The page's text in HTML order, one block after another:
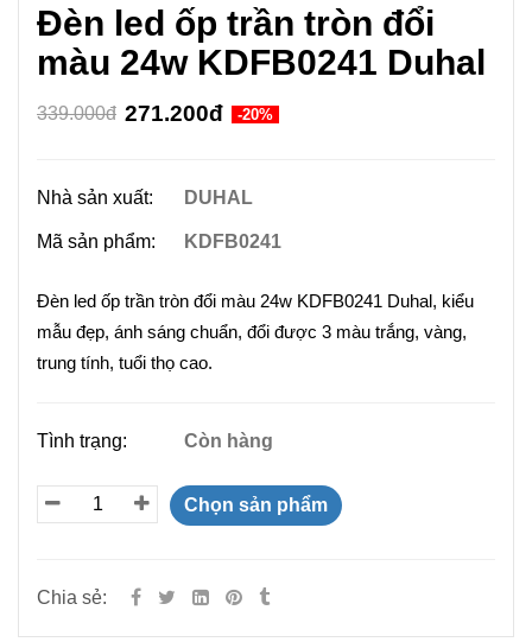
Đèn led ốp trần tròn đổi
màu 24w KDFB0241 Duhal
339.000đ 271.200đ -20%
Nhà sản xuất: DUHAL
Mã sản phẩm: KDFB0241
Đèn led ốp trần tròn đổi màu 24w KDFB0241 Duhal, kiểu
mẫu đẹp, ánh sáng chuẩn, đổi được 3 màu trắng, vàng,
trung tính, tuổi thọ cao.
Tình trạng: Còn hàng
Chọn sản phẩm
Chia sẻ: